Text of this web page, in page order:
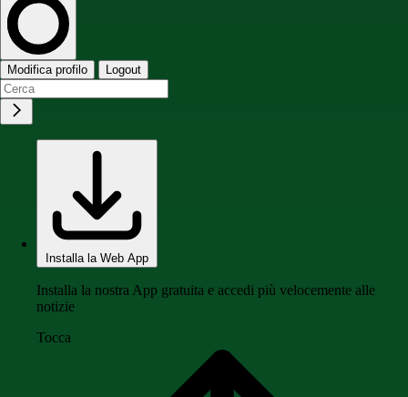
Modifica profilo Logout
Installa la Web App
Installa la nostra App gratuita e accedi più velocemente alle
notizie
Tocca